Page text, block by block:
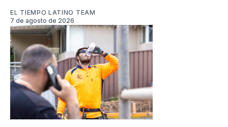
EL TIEMPO LATINO TEAM
7 de agosto de 2026